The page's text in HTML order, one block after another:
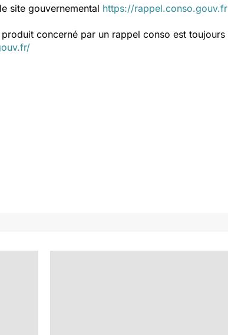
site gouvernemental https://rappel.conso.gouv.fr
concerné par un rappel conso est toujours